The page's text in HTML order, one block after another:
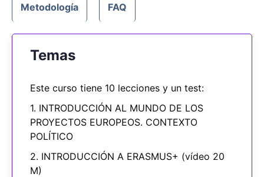
Metodología FAQ
Temas
Este curso tiene 10 lecciones y un test:
1. INTRODUCCIÓN AL MUNDO DE LOS
PROYECTOS EUROPEOS. CONTEXTO
POLÍTICO
2. INTRODUCCIÓN A ERASMUS+ (vídeo 20
M)